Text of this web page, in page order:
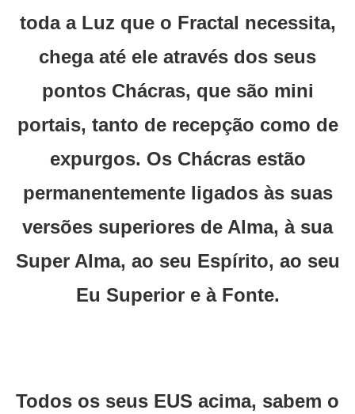
toda a Luz que o Fractal necessita,
chega até ele através dos seus
pontos Chácras, que são mini
portais, tanto de recepção como de
expurgos. Os Chácras estão
permanentemente ligados às suas
versões superiores de Alma, à sua
Super Alma, ao seu Espírito, ao seu
Eu Superior e à Fonte.
Todos os seus EUS acima, sabem o